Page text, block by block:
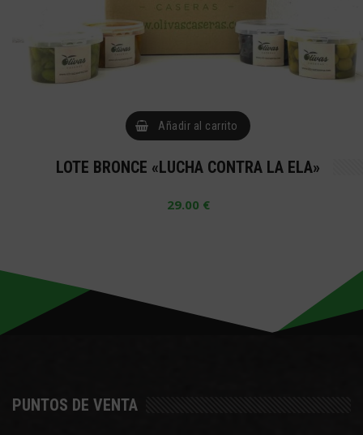
Añadir al carrito
LOTE BRONCE «LUCHA CONTRA LA ELA»
29.00 €
PUNTOS DE VENTA